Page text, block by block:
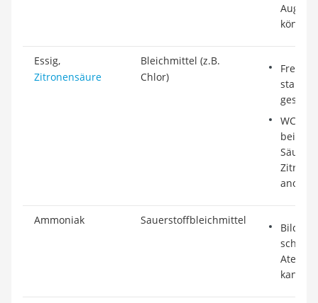
können
Essig,
Zitronensäure
Bleichmittel (z.B.
Chlor)
stark
WC-
Säuren
Ammoniak Sauerstoffbleichmittel
kann